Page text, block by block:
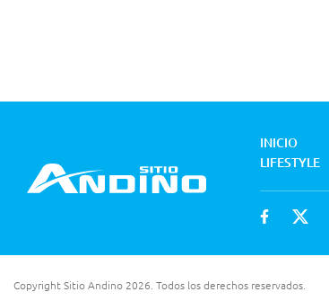
INICIO
LIFESTYLE
Copyright Sitio Andino 2026. Todos los derechos reservados.